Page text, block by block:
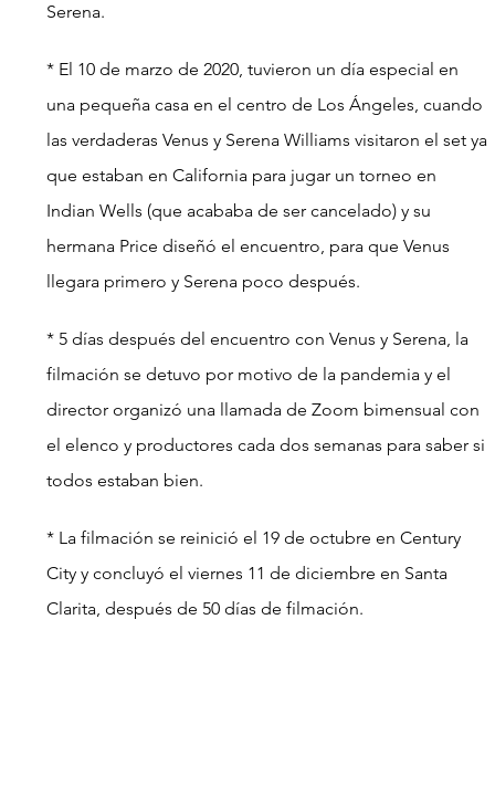
Serena.
* El 10 de marzo de 2020, tuvieron un día especial en
una pequeña casa en el centro de Los Ángeles, cuando
las verdaderas Venus y Serena Williams visitaron el set ya
que estaban en California para jugar un torneo en
Indian Wells (que acababa de ser cancelado) y su
hermana Price diseñó el encuentro, para que Venus
llegara primero y Serena poco después.
* 5 días después del encuentro con Venus y Serena, la
filmación se detuvo por motivo de la pandemia y el
director organizó una llamada de Zoom bimensual con
el elenco y productores cada dos semanas para saber si
todos estaban bien.
* La filmación se reinició el 19 de octubre en Century
City y concluyó el viernes 11 de diciembre en Santa
Clarita, después de 50 días de filmación.